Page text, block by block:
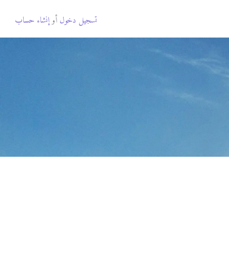
تسجيل دخول أوإنشاء حساب